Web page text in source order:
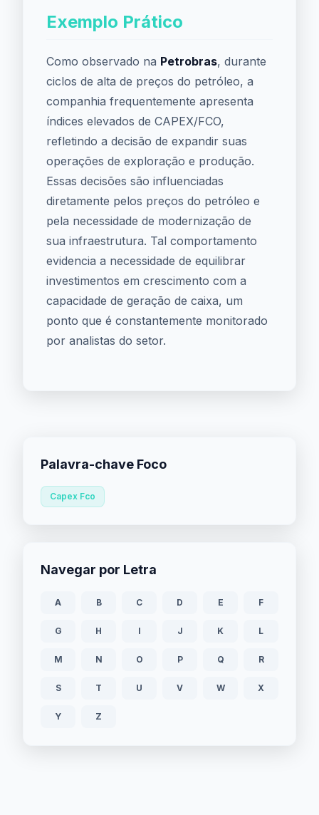
Exemplo Prático
Como observado na Petrobras, durante
ciclos de alta de preços do petróleo, a
companhia frequentemente apresenta
índices elevados de CAPEX/FCO,
refletindo a decisão de expandir suas
operações de exploração e produção.
Essas decisões são influenciadas
diretamente pelos preços do petróleo e
pela necessidade de modernização de
sua infraestrutura. Tal comportamento
evidencia a necessidade de equilibrar
investimentos em crescimento com a
capacidade de geração de caixa, um
ponto que é constantemente monitorado
por analistas do setor.
Palavra-chave Foco
Capex Fco
Navegar por Letra
A B C D E F
G H I J K L
M N O P Q R
S T U V W X
Y Z